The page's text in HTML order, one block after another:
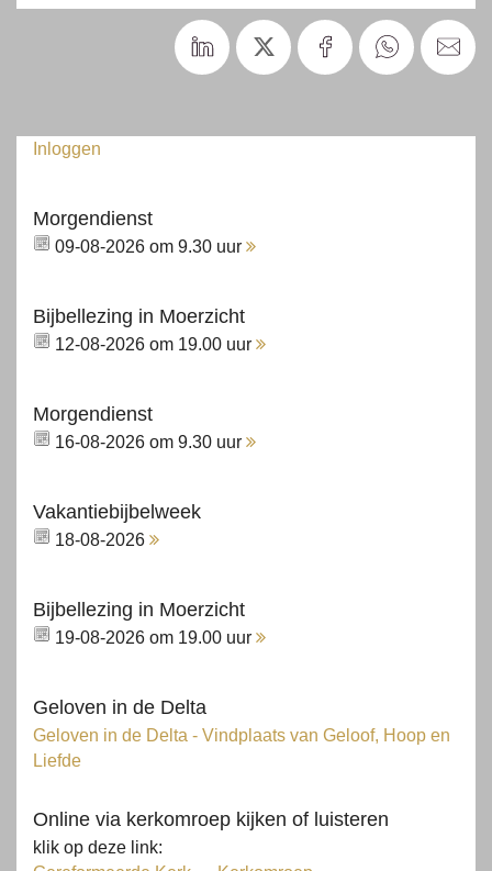
Inloggen
Morgendienst
09-08-2026 om 9.30 uur
Bijbellezing in Moerzicht
12-08-2026 om 19.00 uur
Morgendienst
16-08-2026 om 9.30 uur
Vakantiebijbelweek
18-08-2026
Bijbellezing in Moerzicht
19-08-2026 om 19.00 uur
Geloven in de Delta
Geloven in de Delta - Vindplaats van Geloof, Hoop en
Liefde
Online via kerkomroep kijken of luisteren
klik op deze link: